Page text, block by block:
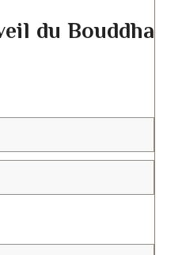
du Bouddha